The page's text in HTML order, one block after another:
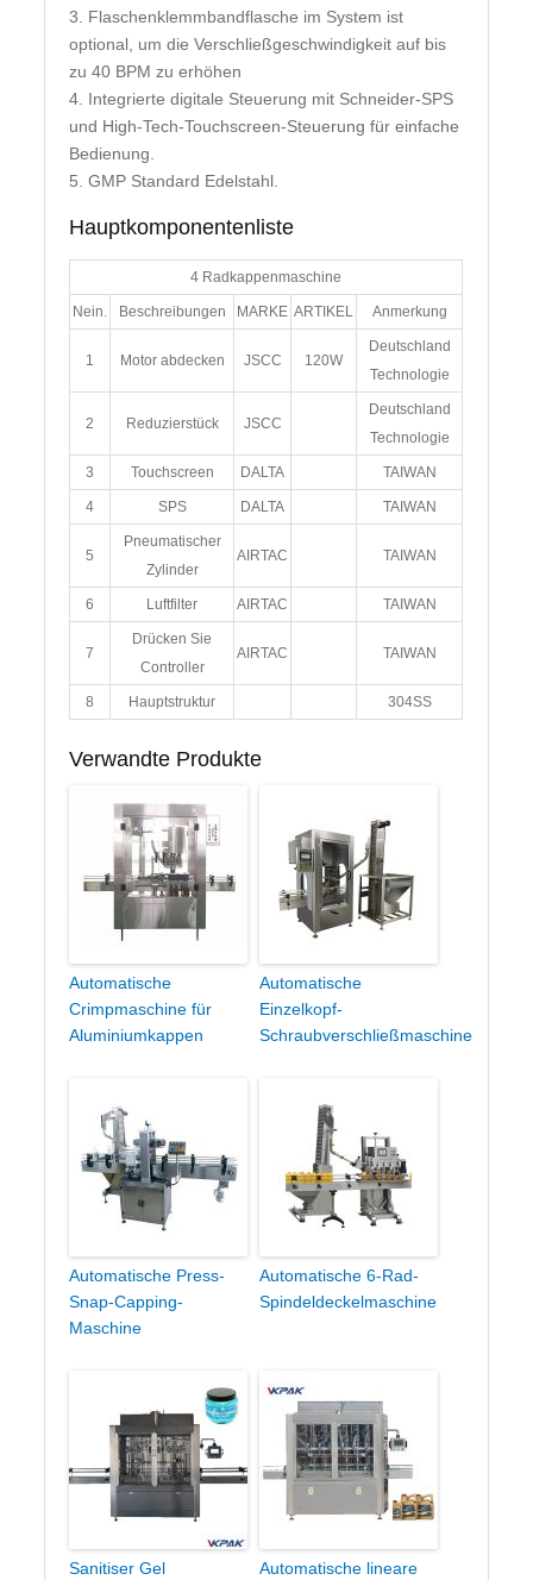
3. Flaschenklemmbandflasche im System ist
optional, um die Verschließgeschwindigkeit auf bis
zu 40 BPM zu erhöhen
4. Integrierte digitale Steuerung mit Schneider-SPS
und High-Tech-Touchscreen-Steuerung für einfache
Bedienung.
5. GMP Standard Edelstahl.
Hauptkomponentenliste
4 Radkappenmaschine
Nein. Beschreibungen MARKE ARTIKEL Anmerkung
1 Motor abdecken JSCC 120W
Deutschland
Technologie
2 Reduzierstück JSCC
Deutschland
Technologie
3 Touchscreen DALTA TAIWAN
4 SPS DALTA TAIWAN
5
Pneumatischer
Zylinder
AIRTAC TAIWAN
6 Luftfilter AIRTAC TAIWAN
7
Drücken Sie
Controller
AIRTAC TAIWAN
8 Hauptstruktur 304SS
Verwandte Produkte
Automatische
Crimpmaschine für
Aluminiumkappen
Automatische
Einzelkopf-
Schraubverschließmaschine
Automatische Press-
Snap-Capping-
Maschine
Automatische 6-Rad-
Spindeldeckelmaschine
Sanitiser Gel
Automatische lineare